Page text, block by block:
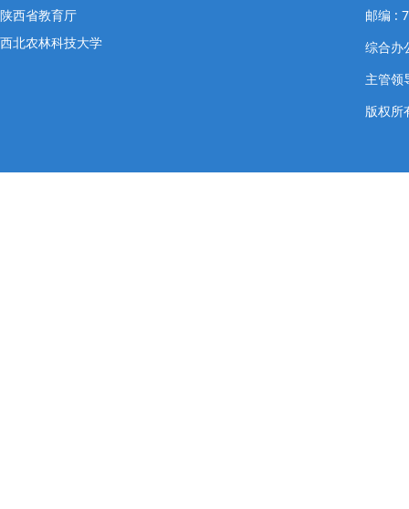
陕西省教育厅
西北农林科技大学
邮编 :
综合办
主管
版权